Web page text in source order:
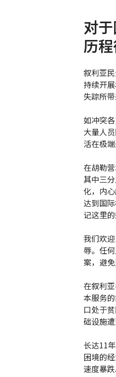
对
历
叙利亚
持续开
失踪所
如冲突
大量人
活在极
在胡勒
其中三
化，内
达到国
记这里
我们欢
辱。任
案，避
在叙利
本服务
口处于
础设施
长达11
困境的
速度暴